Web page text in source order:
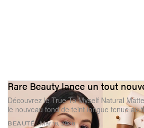
BEAUTÉ
Rare Beauty lance un tout
Découvrez le True To Myself Natural
le nouveau fond de teint longue tenue au
Mar 16, 2026